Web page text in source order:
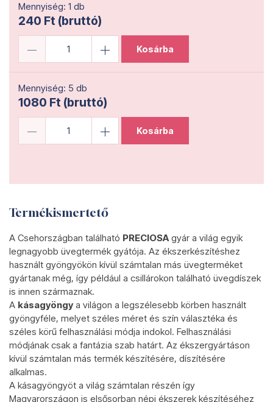
Mennyiség: 1 db
240 Ft (bruttó)
Kosárba
Mennyiség: 5 db
1080 Ft (bruttó)
Kosárba
Termékismertető
A Csehországban található PRECIOSAgyár a világ egyik
legnagyobb üvegtermék gyátója. Az ékszerkészítéshez
használt gyöngyökön kívül számtalan más üvegterméket
gyártanak még, így például a csillárokon található üvegdíszek
is innen származnak.
A kásagyöngy a világon a legszélesebb körben használt
gyöngyféle, melyet széles méret és szín választéka és
széles körű felhasználási módja indokol. Felhasználási
módjának csak a fantázia szab határt. Az ékszergyártáson
kívül számtalan más termék készítésére, díszítésére
alkalmas.
A kásagyöngyöt a világ számtalan részén így
Magyarországon is elsősorban népi ékszerek készítéséhez